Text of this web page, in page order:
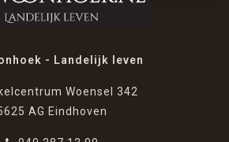
- Landelijk leven
Woensel 342
AG Eindhoven